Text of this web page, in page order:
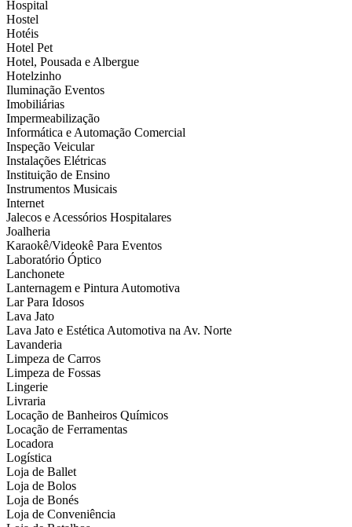
Hospital
Hostel
Hotéis
Hotel Pet
Hotel, Pousada e Albergue
Hotelzinho
Iluminação Eventos
Imobiliárias
Impermeabilização
Informática e Automação Comercial
Inspeção Veicular
Instalações Elétricas
Instituição de Ensino
Instrumentos Musicais
Internet
Jalecos e Acessórios Hospitalares
Joalheria
Karaokê/Videokê Para Eventos
Laboratório Óptico
Lanchonete
Lanternagem e Pintura Automotiva
Lar Para Idosos
Lava Jato
Lava Jato e Estética Automotiva na Av. Norte
Lavanderia
Limpeza de Carros
Limpeza de Fossas
Lingerie
Livraria
Locação de Banheiros Químicos
Locação de Ferramentas
Locadora
Logística
Loja de Ballet
Loja de Bolos
Loja de Bonés
Loja de Conveniência